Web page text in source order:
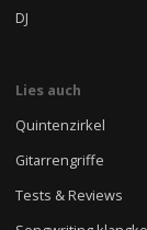
DJ
Lies auch
Quintenzirkel
Gitarrengriffe
Tests & Reviews